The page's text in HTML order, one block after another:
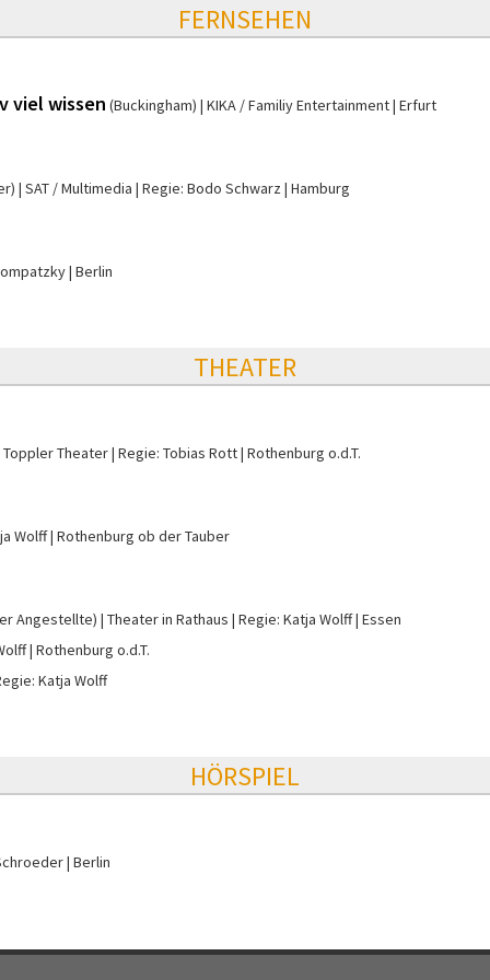
FERNSEHEN
viel wissen (Buckingham) KIKA / Familiy Entertainment Erfurt
SAT / Multimedia Regie: Bodo Schwarz Hamburg
Berlin
THEATER
Toppler Theater Regie: Tobias Rott Rothenburg o.d.T.
Wolff Rothenburg ob der Tauber
Angestellte) Theater in Rathaus Regie: Katja Wolff Essen
Rothenburg o.d.T.
Katja Wolff
HÖRSPIEL
Berlin